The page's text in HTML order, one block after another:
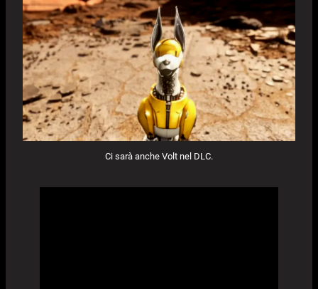
Ci sarà anche Volt nel DLC.